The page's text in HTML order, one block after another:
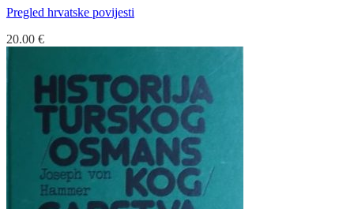
Pregled hrvatske povijesti
20.00 €